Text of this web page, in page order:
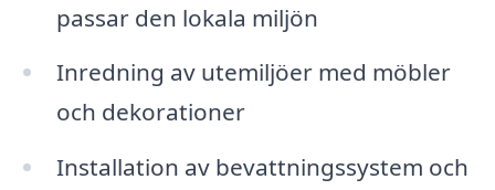
passar den lokala miljön
Inredning av utemiljöer med möbler
och dekorationer
Installation av bevattningssystem och